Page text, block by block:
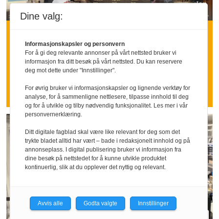
Få tilgang til hele
arkivet
tilgang til hele arkivet vårt
Dine valg:
Informasjonskapsler og personvern
For å gi deg relevante annonser på vårt nettsted bruker vi
informasjon fra ditt besøk på vårt nettsted. Du kan reservere
deg mot dette under "Innstillinger".
For øvrig bruker vi informasjonskapsler og lignende verktøy for
analyse, for å sammenligne nettlesere, tilpasse innhold til deg
og for å utvikle og tilby nødvendig funksjonalitet. Les mer i vår
personvernerklæring.
Ditt digitale fagblad skal være like relevant for deg som det
trykte bladet alltid har vært – bade i redaksjonelt innhold og på
annonseplass. I digital publisering bruker vi informasjon fra
dine besøk på nettstedet for å kunne utvikle produktet
kontinuerlig, slik at du opplever det nyttig og relevant.
Avvis alle Godta valgte Innstillinger